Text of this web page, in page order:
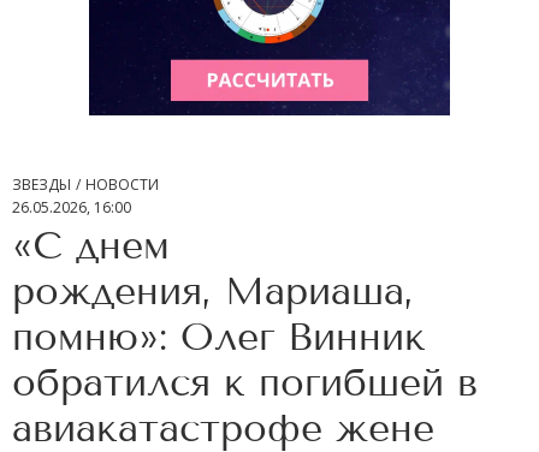
ЗВЕЗДЫ
НОВОСТИ
26.05.2026, 16:00
«С днем
рождения, Мариаша,
помню»: Олег Винник
обратился к погибшей в
авиакатастрофе жене